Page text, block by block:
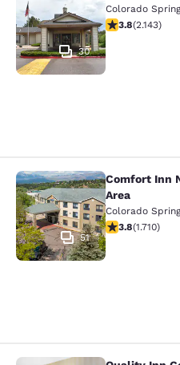
30
Colorado
Valutazione di
3.8(2.143)
Comfort Inn
51
Comfort Inn
Area
Colorado
Valutazione di
3.8(1.710)